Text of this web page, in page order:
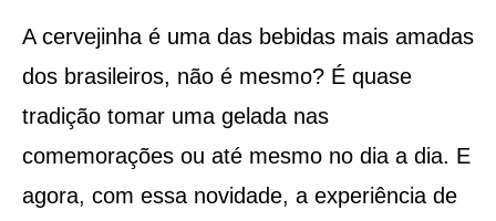
A cervejinha é uma das bebidas mais amadas
dos brasileiros, não é mesmo? É quase
tradição tomar uma gelada nas
comemorações ou até mesmo no dia a dia. E
agora, com essa novidade, a experiência de